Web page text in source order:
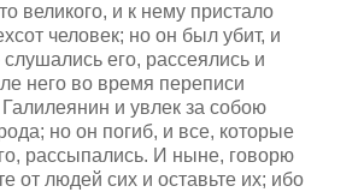
великого, и к нему пристало
человек; но он был убит, и
его, рассеялись и
него во время переписи
и увлек за собою
но он погиб, и все, которые
рассыпались. И ныне, говорю
от людей сих и оставьте их; ибо